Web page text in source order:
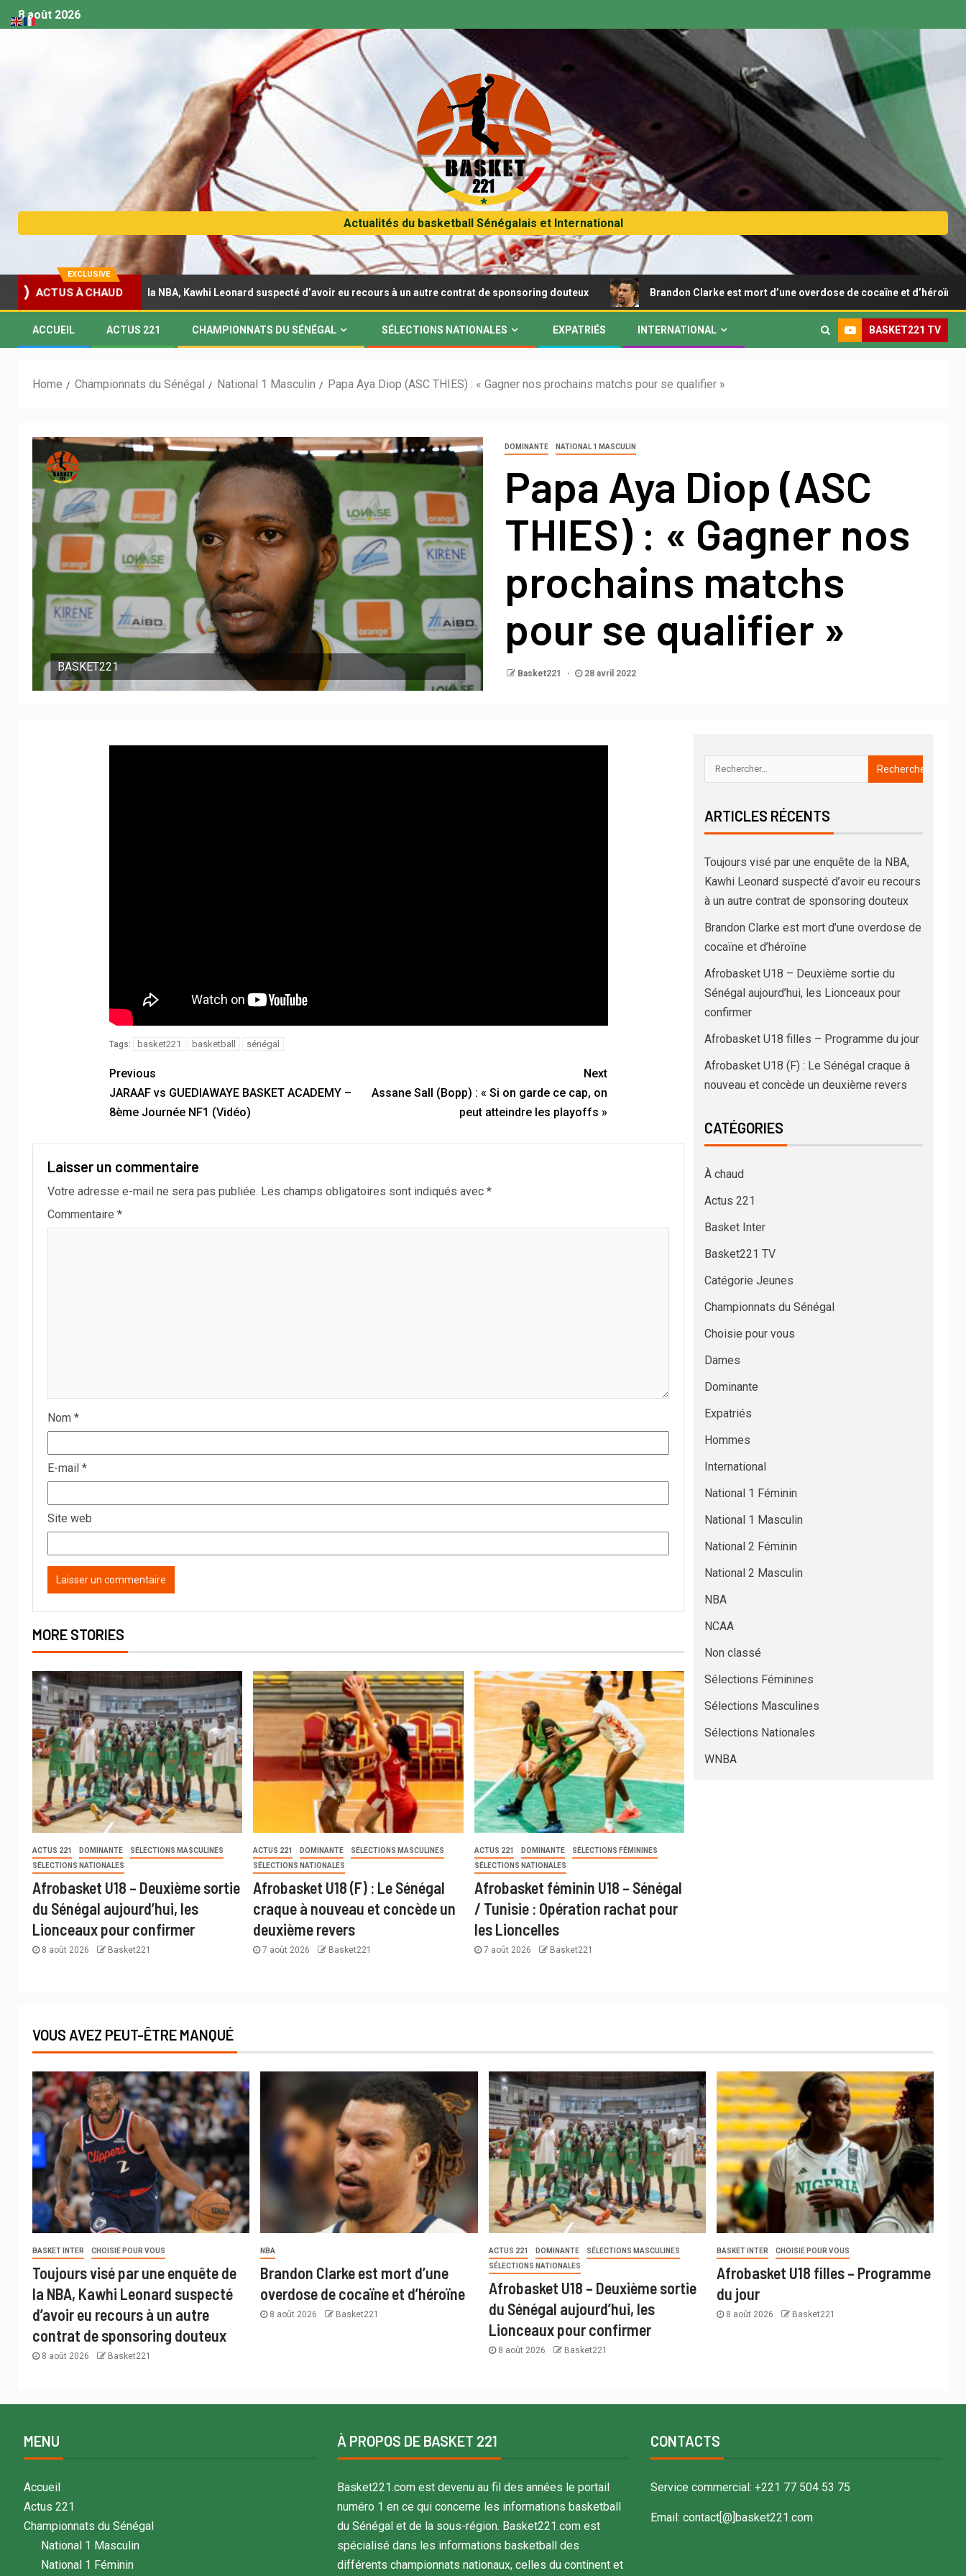
8 août 2026
Actualités du basketball Sénégalais et International
EXCLUSIVE
ACTUS À CHAUD
une enquête de la NBA, Kawhi Leonard suspecté d’avoir eu recours à un autre contrat de sponsoring douteux Brandon Clarke est mort d’une overdose de cocaïne et d’héroïne
ACCUEIL ACTUS 221 CHAMPIONNATS DU SÉNÉGAL SÉLECTIONS NATIONALES EXPATRIÉS INTERNATIONAL BASKET221 TV
Home Championnats du Sénégal National 1 Masculin Papa Aya Diop (ASC THIES) : « Gagner nos prochains matchs pour se qualifier »
BASKET221
DOMINANTE NATIONAL 1 MASCULIN
Papa Aya Diop (ASC
THIES) : « Gagner nos
prochains matchs
pour se qualifier »
Basket221 28 avril 2022
Tags: basket221 basketball sénégal
Previous
JARAAF vs GUEDIAWAYE BASKET ACADEMY –
8ème Journée NF1 (Vidéo)
Next
Assane Sall (Bopp) : « Si on garde ce cap, on
peut atteindre les playoffs »
Laisser un commentaire
Votre adresse e-mail ne sera pas publiée. Les champs obligatoires sont indiqués avec *
Commentaire *
Nom *
E-mail *
Site web
MORE STORIES
ACTUS 221 DOMINANTE
SÉLECTIONS MASCULINES
SÉLECTIONS NATIONALES
Afrobasket U18 – Deuxième sortie
du Sénégal aujourd’hui, les
Lionceaux pour confirmer
8 août 2026 Basket221
ACTUS 221 DOMINANTE
SÉLECTIONS MASCULINES
SÉLECTIONS NATIONALES
Afrobasket U18 (F) : Le Sénégal
craque à nouveau et concède un
deuxième revers
7 août 2026 Basket221
ACTUS 221 DOMINANTE
SÉLECTIONS FÉMININES
SÉLECTIONS NATIONALES
Afrobasket féminin U18 – Sénégal
/ Tunisie : Opération rachat pour
les Lioncelles
7 août 2026 Basket221
ARTICLES RÉCENTS
Toujours visé par une enquête de la NBA,
Kawhi Leonard suspecté d’avoir eu recours
à un autre contrat de sponsoring douteux
Brandon Clarke est mort d’une overdose de
cocaïne et d’héroïne
Afrobasket U18 – Deuxième sortie du
Sénégal aujourd’hui, les Lionceaux pour
confirmer
Afrobasket U18 filles – Programme du jour
Afrobasket U18 (F) : Le Sénégal craque à
nouveau et concède un deuxième revers
CATÉGORIES
À chaud
Actus 221
Basket Inter
Basket221 TV
Catégorie Jeunes
Championnats du Sénégal
Choisie pour vous
Dames
Dominante
Expatriés
Hommes
International
National 1 Féminin
National 1 Masculin
National 2 Féminin
National 2 Masculin
NBA
NCAA
Non classé
Sélections Féminines
Sélections Masculines
Sélections Nationales
WNBA
VOUS AVEZ PEUT-ÊTRE MANQUÉ
BASKET INTER CHOISIE POUR VOUS
Toujours visé par une enquête de
la NBA, Kawhi Leonard suspecté
d’avoir eu recours à un autre
contrat de sponsoring douteux
8 août 2026 Basket221
NBA
Brandon Clarke est mort d’une
overdose de cocaïne et d’héroïne
8 août 2026 Basket221
ACTUS 221 DOMINANTE
SÉLECTIONS MASCULINES
SÉLECTIONS NATIONALES
Afrobasket U18 – Deuxième sortie
du Sénégal aujourd’hui, les
Lionceaux pour confirmer
8 août 2026 Basket221
BASKET INTER CHOISIE POUR VOUS
Afrobasket U18 filles – Programme
du jour
8 août 2026 Basket221
MENU
Accueil
Actus 221
Championnats du Sénégal
National 1 Masculin
National 1 Féminin
À PROPOS DE BASKET 221
Basket221.com est devenu au fil des années le portail
numéro 1 en ce qui concerne les informations basketball
du Sénégal et de la sous-région. Basket221.com est
spécialisé dans les informations basketball des
différents championnats nationaux, celles du continent et
CONTACTS
Service commercial: +221 77 504 53 75
Email: contact[@]basket221.com